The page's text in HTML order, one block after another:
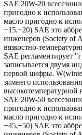
SAE 20W-20
пригодно к
масло пригодно к
+15,+20) SAE это
инженеров (Society of
вязкостно-
SAE регламентирует
записывается двумя
первой цифры.
зимнего
высокотемпературной
SAE 20W-50
пригодно к
масло пригодно к
+45,+50) SAE это